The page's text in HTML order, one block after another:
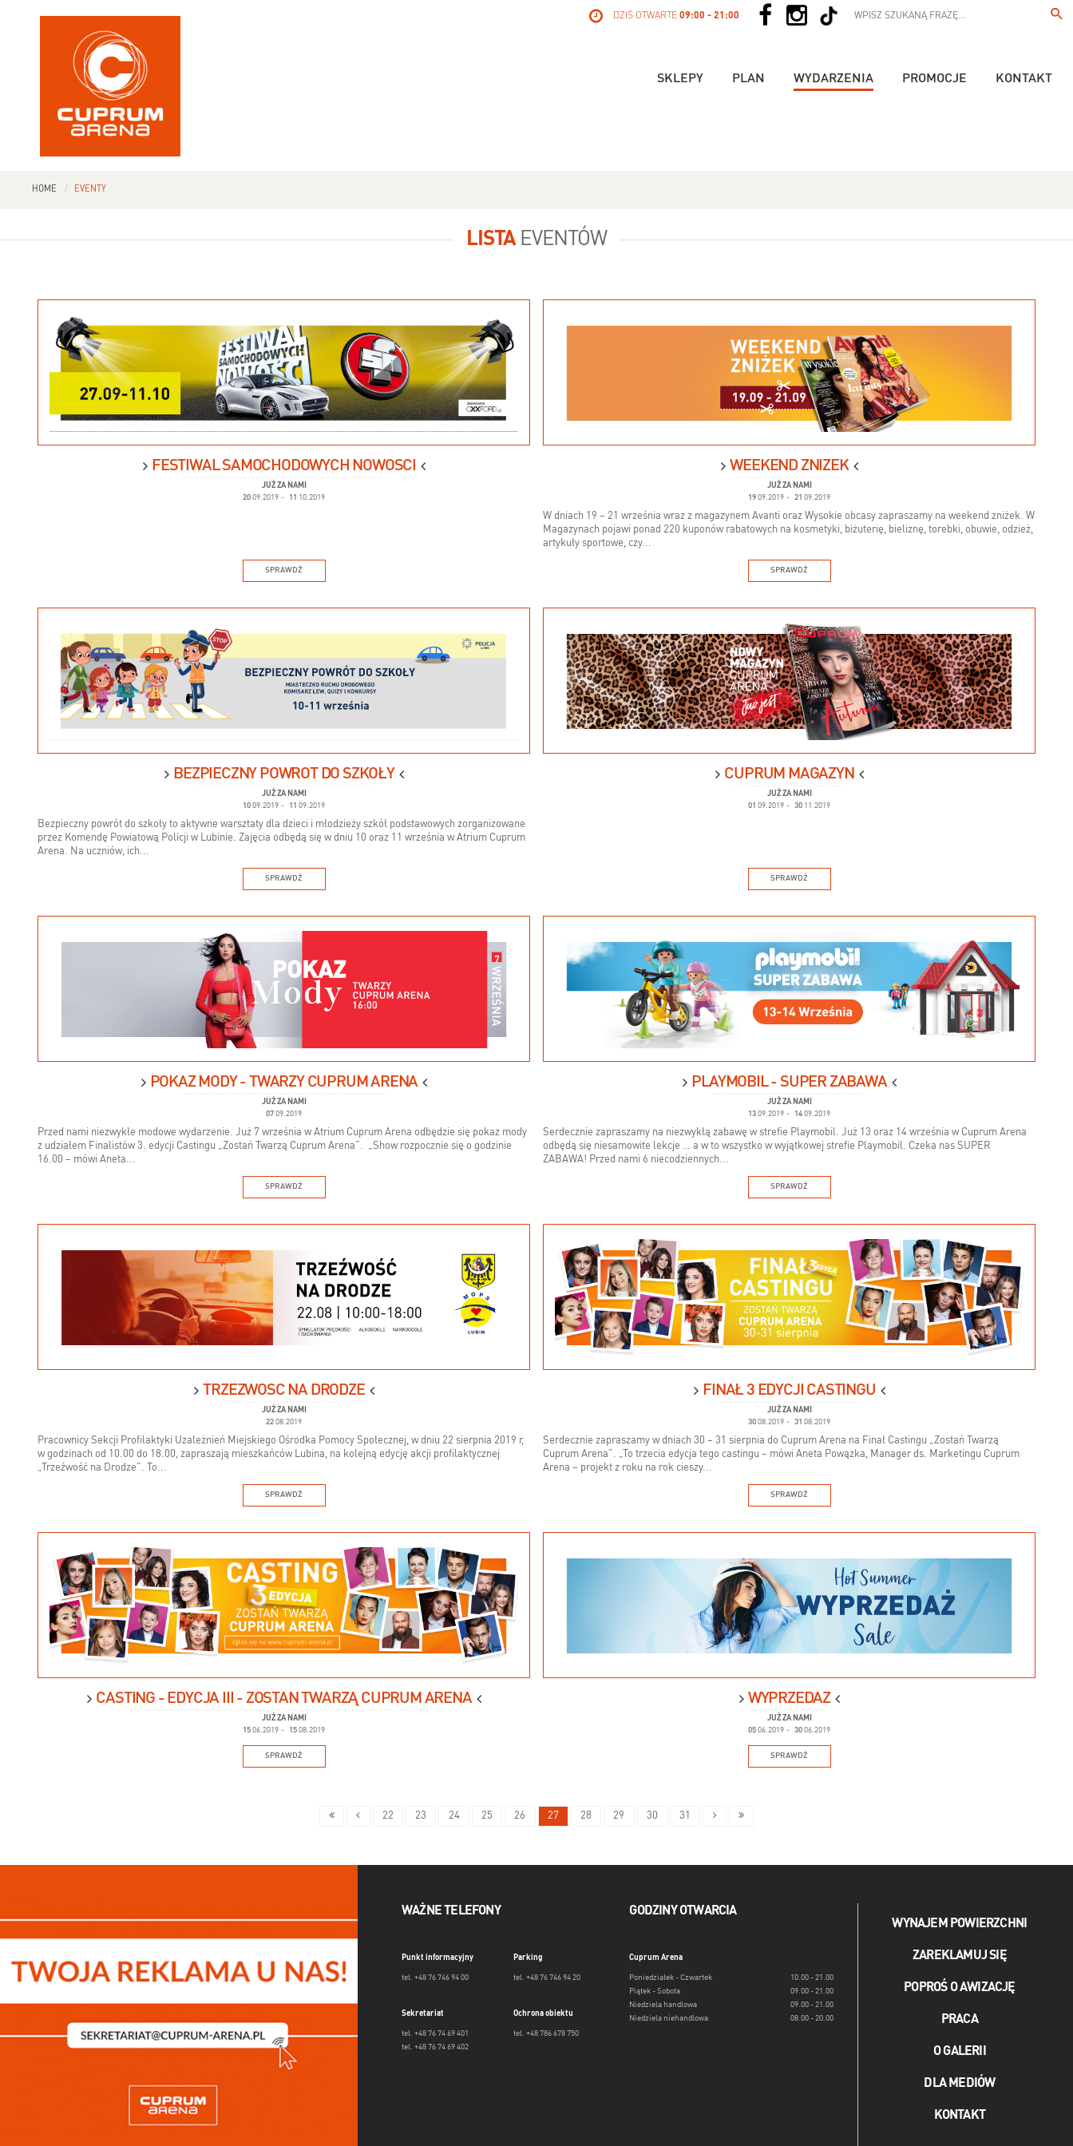
DZIŚ OTWARTE 09:00 - 21:00
SKLEPY PLAN WYDARZENIA PROMOCJE KONTAKT
HOME EVENTY
LISTAEVENTÓW
FESTIWAL SAMOCHODOWYCH NOWOŚCI
JUŻ ZA NAMI
20 09.2019 - 11 10.2019
SPRAWDŹ
WEEKEND ZNIŻEK
JUŻ ZA NAMI
19 09.2019 - 21 09.2019
W dniach 19 – 21 września wraz z magazynem Avanti oraz Wysokie obcasy zapraszamy na weekend zniżek. W
Magazynach pojawi ponad 220 kuponów rabatowych na kosmetyki, biżuterię, bieliznę, torebki, obuwie, odzież,
artykuły sportowe, czy...
SPRAWDŹ
BEZPIECZNY POWRÓT DO SZKOŁY
JUŻ ZA NAMI
10 09.2019 - 11 09.2019
Bezpieczny powrót do szkoły to aktywne warsztaty dla dzieci i młodzieży szkół podstawowych zorganizowane
przez Komendę Powiatową Policji w Lubinie. Zajęcia odbędą się w dniu 10 oraz 11 września w Atrium Cuprum
Arena. Na uczniów, ich...
SPRAWDŹ
CUPRUM MAGAZYN
JUŻ ZA NAMI
01 09.2019 - 30 11.2019
SPRAWDŹ
POKAZ MODY - TWARZY CUPRUM ARENA
JUŻ ZA NAMI
07 09.2019
Przed nami niezwykłe modowe wydarzenie. Już 7 września w Atrium Cuprum Arena odbędzie się pokaz mody
z udziałem Finalistów 3. edycji Castingu „Zostań Twarzą Cuprum Arena”. „Show rozpocznie się o godzinie
16.00 – mówi Aneta...
SPRAWDŹ
PLAYMOBIL - SUPER ZABAWA
JUŻ ZA NAMI
13 09.2019 - 14 09.2019
Serdecznie zapraszamy na niezwykłą zabawę w strefie Playmobil. Już 13 oraz 14 września w Cuprum Arena
odbędą się niesamowite lekcje … a w to wszystko w wyjątkowej strefie Playmobil. Czeka nas SUPER
ZABAWA! Przed nami 6 niecodziennych...
SPRAWDŹ
TRZEŹWOŚĆ NA DRODZE
JUŻ ZA NAMI
22 08.2019
Pracownicy Sekcji Profilaktyki Uzależnień Miejskiego Ośrodka Pomocy Społecznej, w dniu 22 sierpnia 2019 r,
w godzinach od 10.00 do 18.00, zapraszają mieszkańców Lubina, na kolejną edycję akcji profilaktycznej
„Trzeźwość na Drodze”. To...
SPRAWDŹ
FINAŁ 3 EDYCJI CASTINGU
JUŻ ZA NAMI
30 08.2019 - 31 08.2019
Serdecznie zapraszamy w dniach 30 – 31 sierpnia do Cuprum Arena na Finał Castingu „Zostań Twarzą
Cuprum Arena”. „To trzecia edycja tego castingu – mówi Aneta Powązka, Manager ds. Marketingu Cuprum
Arena – projekt z roku na rok cieszy...
SPRAWDŹ
CASTING - EDYCJA III - ZOSTAŃ TWARZĄ CUPRUM ARENA
JUŻ ZA NAMI
15 06.2019 - 15 08.2019
SPRAWDŹ
WYPRZEDAŻ
JUŻ ZA NAMI
05 06.2019 - 30 06.2019
SPRAWDŹ
22 23 24 25 26 27 28 29 30 31
WAŻNE TELEFONY
Punkt informacyjny
tel. +48 76 746 94 00
Parking
tel. +48 76 746 94 20
Sekretariat
tel. +48 76 74 69 401
tel. +48 76 74 69 402
Ochrona obiektu
tel. +48 786 678 750
GODZINY OTWARCIA
Cuprum Arena
Poniedziałek - Czwartek
10.00 - 21.00
Piątek - Sobota
09.00 - 21.00
Niedziela handlowa
09.00 - 21.00
Niedziela niehandlowa
08.00 - 20.00
WYNAJEM POWIERZCHNI
ZAREKLAMUJ SIĘ
POPROŚ O AWIZACJĘ
PRACA
O GALERII
DLA MEDIÓW
KONTAKT